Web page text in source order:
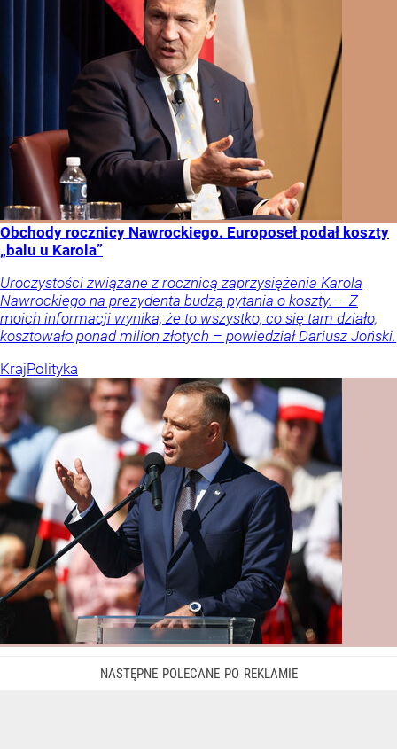
Obchody rocznicy Nawrockiego. Europoseł podał koszty
„balu u Karola”
Uroczystości związane z rocznicą zaprzysiężenia Karola
Nawrockiego na prezydenta budzą pytania o koszty. – Z
moich informacji wynika, że to wszystko, co się tam działo,
kosztowało ponad milion złotych – powiedział Dariusz Joński.
KrajPolityka